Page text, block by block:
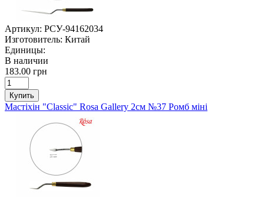
Артикул: РСУ-94162034
Изготовитель: Китай
Единицы:
В наличии
183.00 грн
Купить
Мастіхін "Classic" Rosa Gallery 2см №37 Ромб міні